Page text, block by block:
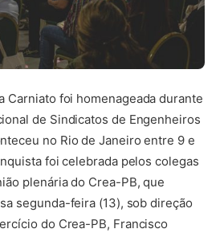
Carniato foi homenageada durante
de Sindicatos de Engenheiros
no Rio de Janeiro entre 9 e
foi celebrada pelos colegas
plenária do Crea-PB, que
segunda-feira (13), sob direção
do Crea-PB, Francisco